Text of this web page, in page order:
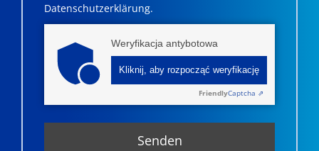
Datenschutzerklärung.
Weryfikacja antybotowa
Kliknij, aby rozpocząć weryfikację
FriendlyCaptcha ⇗